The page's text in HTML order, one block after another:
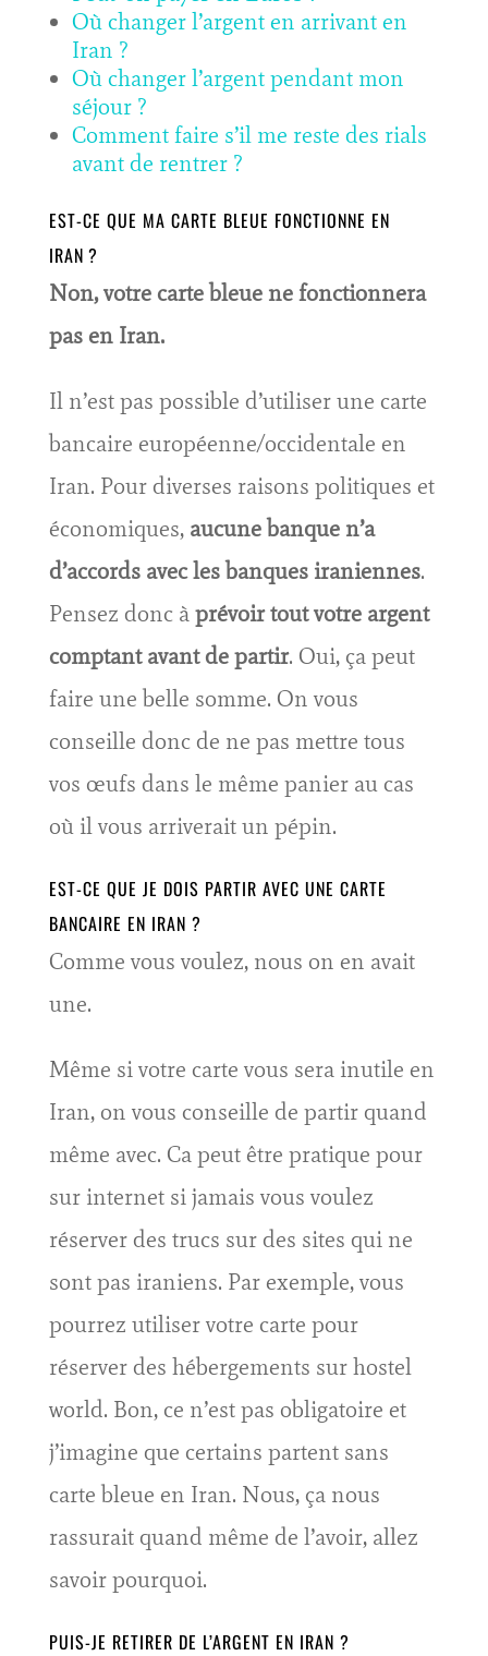
Où changer l’argent en arrivant en
Iran ?
Où changer l’argent pendant mon
séjour ?
Comment faire s’il me reste des rials
avant de rentrer ?
EST-CE QUE MA CARTE BLEUE FONCTIONNE EN
IRAN ?
Non, votre carte bleue ne fonctionnera
pas en Iran.
Il n’est pas possible d’utiliser une carte
bancaire européenne/occidentale en
Iran. Pour diverses raisons politiques et
économiques, aucune banque n’a
d’accords avec les banques iraniennes.
Pensez donc àprévoir tout votre argent
comptant avant de partir. Oui, ça peut
faire une belle somme. On vous
conseille donc de ne pas mettre tous
vos œufs dans le même panier au cas
où il vous arriverait un pépin.
EST-CE QUE JE DOIS PARTIR AVEC UNE CARTE
BANCAIRE EN IRAN ?
Comme vous voulez, nous on en avait
une.
Même si votre carte vous sera inutile en
Iran, on vous conseille de partir quand
même avec. Ca peut être pratique pour
sur internet si jamais vous voulez
réserver des trucs sur des sites qui ne
sont pas iraniens. Par exemple, vous
pourrez utiliser votre carte pour
réserver des hébergements sur hostel
world. Bon, ce n’est pas obligatoire et
j’imagine que certains partent sans
carte bleue en Iran. Nous, ça nous
rassurait quand même de l’avoir, allez
savoir pourquoi.
PUIS-JE RETIRER DE L’ARGENT EN IRAN ?